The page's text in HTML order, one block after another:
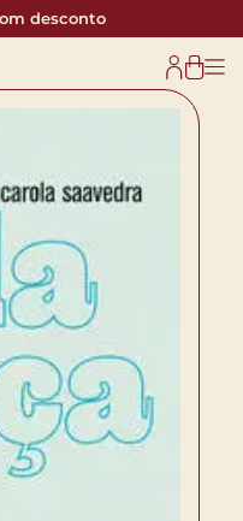
desconto